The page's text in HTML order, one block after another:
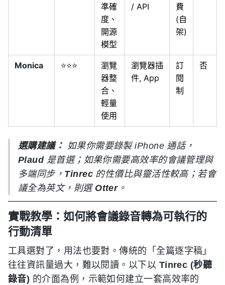
準確
度、
開源
模型
/ API
費
(自
架)
Monica ⭐⭐⭐
瀏覽
器整
合、
輕量
使用
瀏覽器插
件, App
訂
閱
制
否
選購建議： 如果你需要錄製 iPhone 通話，
Plaud是首選；如果你需要高效率的會議管理與
多端同步， Tinrec的性價比與靈活性較高；若會
議全為英文，則選 Otter。
實戰教學：如何將會議錄音轉為可執行的
行動清單
工具選對了，用法也要對。傳統的「全篇逐字稿」
往往資訊量過大，難以閱讀。以下以 Tinrec (秒聽
錄音) 的介面為例，示範如何建立一套高效率的